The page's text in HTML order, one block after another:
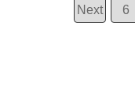
6
Next